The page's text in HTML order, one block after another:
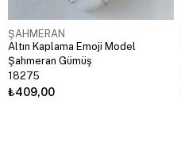
ŞAHMERAN
Altın Kaplama Emoji Model
Şahmeran Gümüş
18275
₺409,00